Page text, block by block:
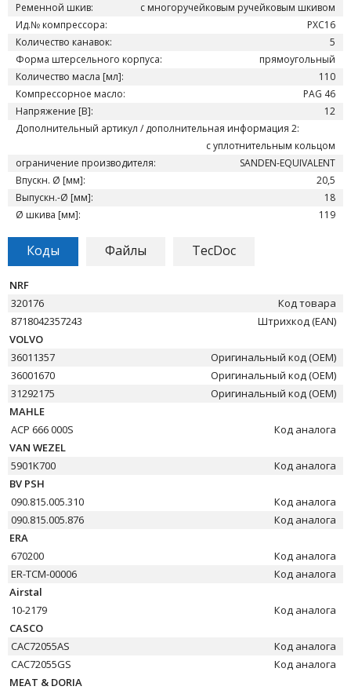
Ременной шкив:
с многоручейковым ручейковым шкивом
Ид.№ компрессора:
PXC16
Количество канавок:
5
Форма штерсельного корпуса:
прямоугольный
Количество масла [мл]:
110
Компрессорное масло:
PAG 46
Напряжение [В]:
12
Дополнительный артикул / дополнительная информация 2:
с уплотнительным кольцом
ограничение производителя:
SANDEN-EQUIVALENT
Впускн. Ø [мм]:
20,5
Выпускн.-Ø [мм]:
18
Ø шкива [мм]:
119
Коды Файлы TecDoc
NRF
320176
Код товара
8718042357243
Штрихкод (EAN)
VOLVO
36011357
Оригинальный код (OEM)
36001670
Оригинальный код (OEM)
31292175
Оригинальный код (OEM)
MAHLE
ACP 666 000S
Код аналога
VAN WEZEL
5901K700
Код аналога
BV PSH
090.815.005.310
Код аналога
090.815.005.876
Код аналога
ERA
670200
Код аналога
ER-TCM-00006
Код аналога
Airstal
10-2179
Код аналога
CASCO
CAC72055AS
Код аналога
CAC72055GS
Код аналога
MEAT & DORIA